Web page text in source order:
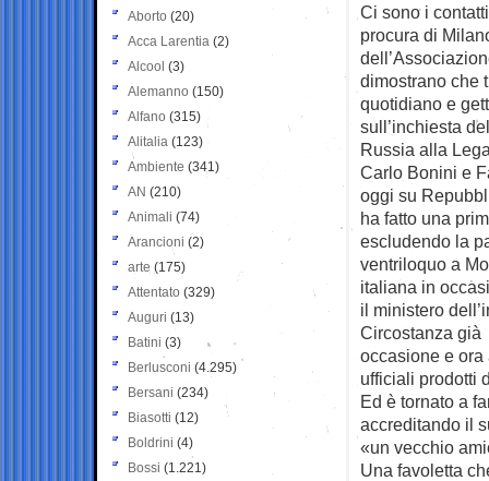
Ci sono i
procura di
dimostrano che
quotidiano e
sull’inchiesta
Russia alla
Carlo Bonini e
oggi su
ha fatto una
escludendo la
ventriloquo a
italiana in
il ministero
Circostanza già
occasione e
ufficiali prodotti
Ed è tornato a
accreditando il
«un vecchio
Una favoletta
Aborto (20)
Acca Larentia (2)
Alcool (3)
Alemanno (150)
Alfano (315)
Alitalia (123)
Ambiente (341)
AN (210)
Animali (74)
Arancioni (2)
arte (175)
Attentato (329)
Auguri (13)
Batini (3)
Berlusconi (4.295)
Bersani (234)
Biasotti (12)
Boldrini (4)
Bossi (1.221)